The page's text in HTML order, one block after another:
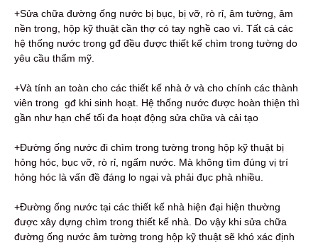
+Sửa chữa đường ống nước bị bục, bị vỡ, rò rỉ, âm tường, âm
nền trong, hộp kỹ thuật cần thợ có tay nghề cao vì. Tất cả các
hệ thống nước trong gđ đều được thiết kế chìm trong tường do
yêu cầu thẩm mỹ.
+Và tính an toàn cho các thiết kế nhà ở và cho chính các thành
viên trong gđ khi sinh hoạt. Hệ thống nước được hoàn thiện thì
gần như hạn chế tối đa hoạt động sửa chữa và cải tạo
+Đường ống nước đi chìm trong tường trong hộp kỹ thuật bị
hỏng hóc, bục vỡ, rò rỉ, ngấm nước. Mà không tìm đúng vị trí
hỏng hóc là vấn đề đáng lo ngại và phải đục phà nhiều.
+Đường ống nước tại các thiết kế nhà hiện đại hiện thường
được xây dựng chìm trong thiết kế nhà. Do vậy khi sửa chữa
đường ống nước âm tường trong hộp kỹ thuật sẽ khó xác định